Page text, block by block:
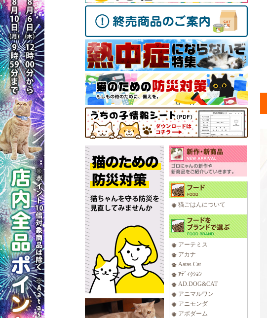
猫ごはんについて
アーテミス
アカナ
Aatas Cat
ｱﾃﾞｨｸｼｮﾝ
AD.DOG&CAT
アニマルワン
アニモンダ
アボダーム